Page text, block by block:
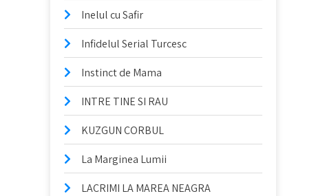
Inelul cu Safir
Infidelul Serial Turcesc
Instinct de Mama
INTRE TINE SI RAU
KUZGUN CORBUL
La Marginea Lumii
LACRIMI LA MAREA NEAGRA